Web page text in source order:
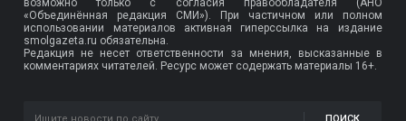
«Объединённая редакция СМИ»). При частичном или полном
использовании материалов активная гиперссылка на издание
smolgazeta.ru обязательна.
Редакция не несет ответственности за мнения, высказанные в
комментариях читателей. Ресурс может содержать материалы 16+.
ПОИСК